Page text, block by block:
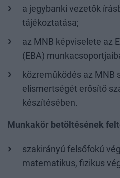
a jegybanki vezetők
tájékoztatása;
az MNB képviselete az
(EBA)
közreműködés az MNB
elismertségét erősítő
készítésében.
Munkakör betöltésének
szakirányú felsőfokú
matematikus, fizikus